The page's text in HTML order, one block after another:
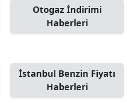
Otogaz İndirimi
Haberleri
İstanbul Benzin Fiyatı
Haberleri